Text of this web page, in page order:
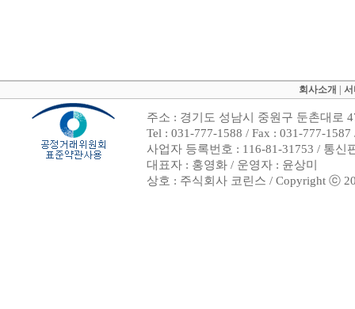
회사소개
주소 : 경기도 성남시 중원구 둔촌대로
Tel : 031-777-1588 / Fax : 031-777-
사업자 등록번호 : 116-81-31753 / 통신
대표자 : 홍영화 / 운영자 : 윤상미
상호 : 주식회사 코린스 / Copyright ⓒ